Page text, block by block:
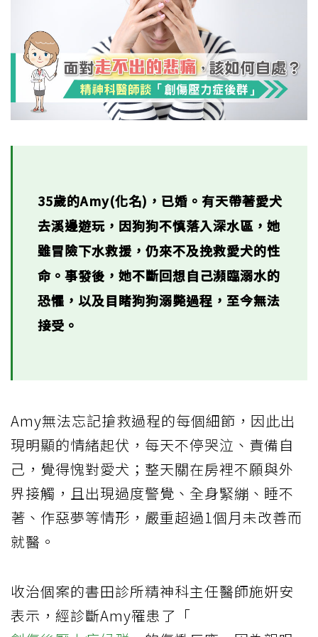
35歲的Amy(化名)，已婚。有天帶著愛犬
去溪邊遊玩，因狗狗不慎落入深水區，她
雖冒險下水救援，仍來不及挽救愛犬的性
命。事發後，她不斷回想自己瀕臨溺水的
恐懼，以及目睹狗狗溺斃過程，至今無法
接受。
Amy無法忘記搶救過程的每個細節，因此出
現明顯的情緒起伏，每天不停哭泣、責備自
己，覺得愧對愛犬；整天關在房裡不願與外
界接觸，且出現過度警覺、全身緊繃、睡不
著、作惡夢等情形，嚴重超過1個月未改善而
就醫。
收治個案的書田診所精神科主任醫師施姸安
表示，經診斷Amy罹患了「